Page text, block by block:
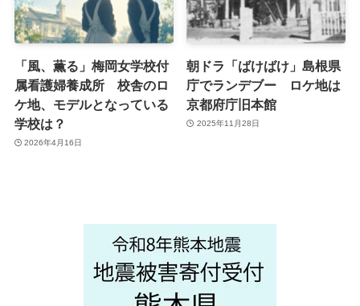
「風、薫る」梅岡女学校付
属看護婦養成所 校舎のロ
ケ地、モデルとなっている
学校は？
2026年4月16日
朝ドラ「ばけばけ」島根県
庁でランデブー ロケ地は
京都府庁旧本館
2025年11月28日